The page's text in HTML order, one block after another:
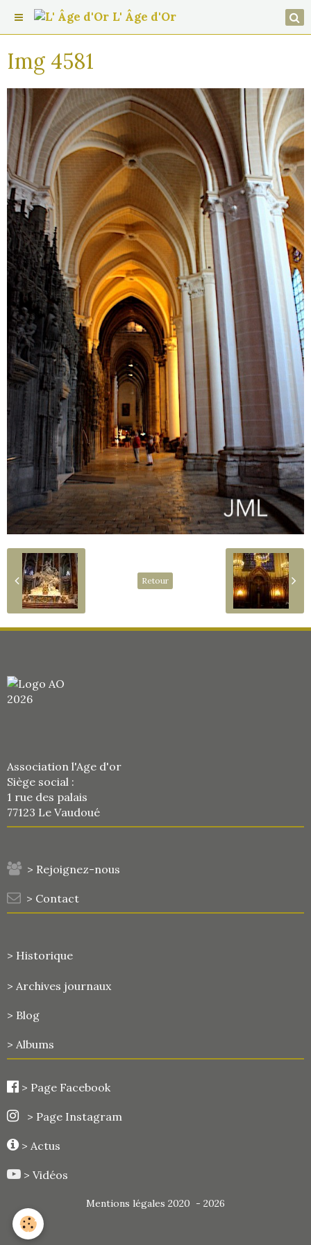
L' Âge d'Or
Img 4581
Retour
Association l'Age d'or
Siège social :
1 rue des palais
77123 Le Vaudoué
> Rejoignez-nous
> Contact
> Historique
> Archives journaux
> Blog
> Albums
> Page Facebook
> Page Instagram
> Actus
> Vidéos
Mentions légales 2020 - 2026